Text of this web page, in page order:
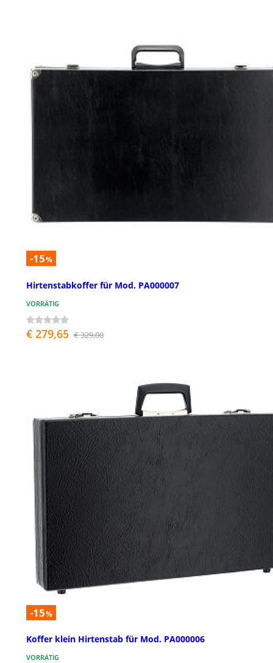
-15%
Hirtenstabkoffer für Mod. PA000007
VORRÄTIG
€ 279,65 € 329,00
-15%
Koffer klein Hirtenstab für Mod. PA000006
VORRÄTIG